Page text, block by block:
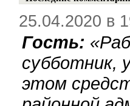
25.04.2020 в
Гость: «
субботник,
этом